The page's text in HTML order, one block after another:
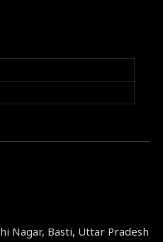
Nagar, Basti, Uttar Pradesh